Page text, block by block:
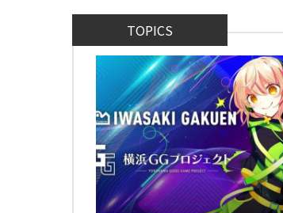
TOPICS